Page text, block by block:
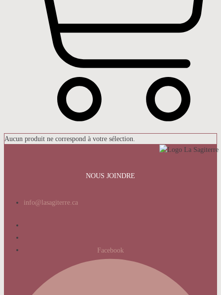
Aucun produit ne correspond à votre sélection.
NOUS JOINDRE
info@lasagiterre.ca
Facebook